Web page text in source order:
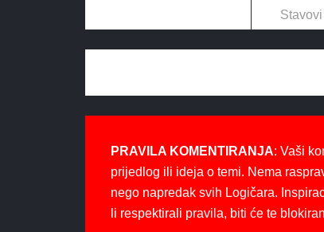
PRAVILA KOMENTIRANJA: Vaši
prijedlog ili ideja o temi. Nema
nego napredak svih Logičara.
li respektirali pravila, biti će te